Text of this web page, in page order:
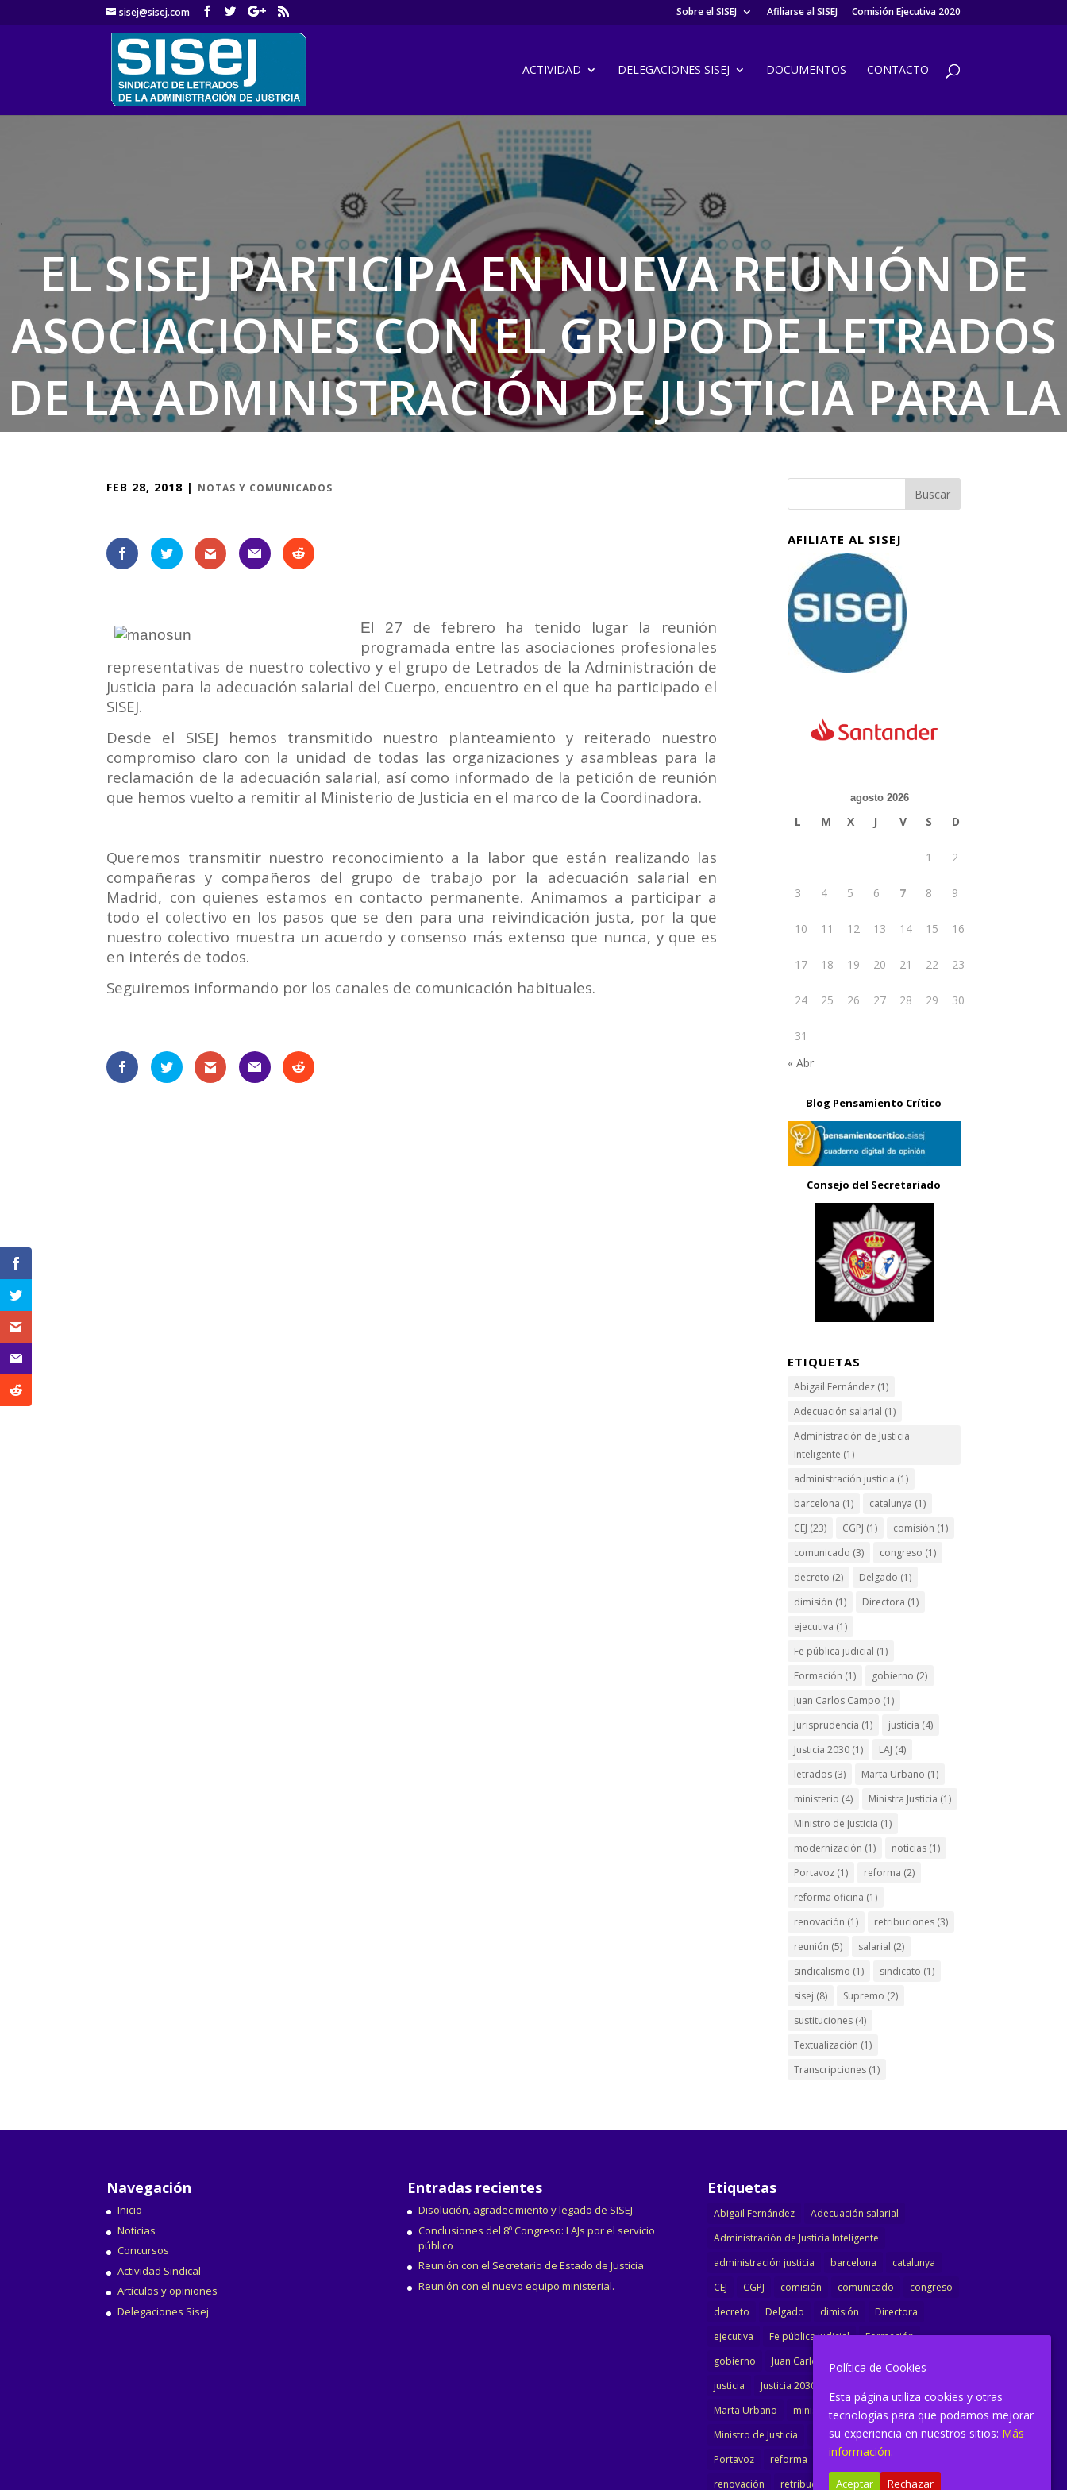
sisej@sisej.com Sobre el SISEJ Afiliarse al SISEJ Comisión Ejecutiva 2020
ACTIVIDAD DELEGACIONES SISEJ DOCUMENTOS CONTACTO
'
EL SISEJ PARTICIPA EN NUEVA REUNIÓN DE
ASOCIACIONES CON EL GRUPO DE LETRADOS
DE LA ADMINISTRACIÓN DE JUSTICIA PARA LA
FEB 28, 2018 | NOTAS Y COMUNICADOS
El 27 de febrero ha tenido lugar la reunión
programada entre las asociaciones profesionales
representativas de nuestro colectivo y el grupo de Letrados de la Administración de
Justicia para la adecuación salarial del Cuerpo, encuentro en el que ha participado el
SISEJ.
Desde el SISEJ hemos transmitido nuestro planteamiento y reiterado nuestro
compromiso claro con la unidad de todas las organizaciones y asambleas para la
reclamación de la adecuación salarial, así como informado de la petición de reunión
que hemos vuelto a remitir al Ministerio de Justicia en el marco de la Coordinadora.
Queremos transmitir nuestro reconocimiento a la labor que están realizando las
compañeras y compañeros del grupo de trabajo por la adecuación salarial en
Madrid, con quienes estamos en contacto permanente. Animamos a participar a
todo el colectivo en los pasos que se den para una reivindicación justa, por la que
nuestro colectivo muestra un acuerdo y consenso más extenso que nunca, y que es
en interés de todos.
Seguiremos informando por los canales de comunicación habituales.
AFILIATE AL SISEJ
agosto 2026
L M X J V S D
1 2
3 4 5 6 7 8 9
10 11 12 13 14 15 16
17 18 19 20 21 22 23
24 25 26 27 28 29 30
31
« Abr
Blog Pensamiento Crítico
Consejo del Secretariado
ETIQUETAS
Abigail Fernández (1)
Adecuación salarial (1)
Administración de Justicia
Inteligente (1)
administración justicia (1)
barcelona (1) catalunya (1)
CEJ (23) CGPJ (1) comisión (1)
comunicado (3) congreso (1)
decreto (2) Delgado (1)
dimisión (1) Directora (1)
ejecutiva (1)
Fe pública judicial (1)
Formación (1) gobierno (2)
Juan Carlos Campo (1)
Jurisprudencia (1) justicia (4)
Justicia 2030 (1) LAJ (4)
letrados (3) Marta Urbano (1)
ministerio (4) Ministra Justicia (1)
Ministro de Justicia (1)
modernización (1) noticias (1)
Portavoz (1) reforma (2)
reforma oficina (1)
renovación (1) retribuciones (3)
reunión (5) salarial (2)
sindicalismo (1) sindicato (1)
sisej (8) Supremo (2)
sustituciones (4)
Textualización (1)
Transcripciones (1)
Navegación
Inicio
Noticias
Concursos
Actividad Sindical
Artículos y opiniones
Delegaciones Sisej
Entradas recientes
Disolución, agradecimiento y legado de SISEJ
Conclusiones del 8º Congreso: LAJs por el servicio
público
Reunión con el Secretario de Estado de Justicia
Reunión con el nuevo equipo ministerial.
Etiquetas
Abigail Fernández
Adecuación salarial
Administración de Justicia Inteligente
administración justicia
barcelona
catalunya
CEJ
CGPJ comisión comunicado
congreso
decreto
Delgado dimisión
Directora
ejecutiva
Fe pública judicial
Formación
gobierno
Juan Carlos Campo
Jurisprudencia
justicia
Justicia 2030
Marta Urbano
ministerio
Ministra Justicia
Ministro de Justicia
modernización
noticias
Portavoz
reforma
reforma oficina
renovación
retribuciones reunión salarial
Política de Cookies
Esta página utiliza cookies y otras
tecnologías para que podamos mejorar
su experiencia en nuestros sitios: Más
información.
Aceptar Rechazar